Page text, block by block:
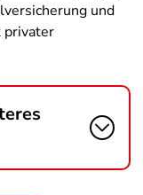
und
privater